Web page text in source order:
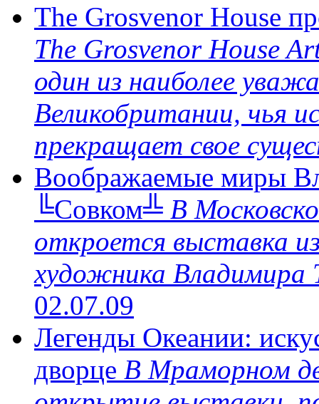
The Grosvenor House
The Grosvenor House
один из наиболее
Великобритании, чья
прекращает свое
Воображаемые миры
╚Совком╩ В
откроется выставка
художника
02.07.09
Легенды Океании:
дворце В Мраморном